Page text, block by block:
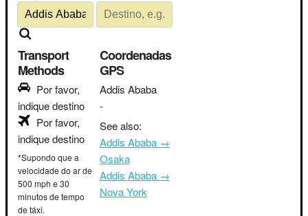
Transport
Methods
Por favor,
indique destino
Por favor,
indique destino
*Supondo que a
velocidade do ar de
500 mph e 30
minutos de tempo
de táxi.
Coordenadas
GPS
Addis Ababa
-
See also:
Addis Ababa →
Osaka
Addis Ababa →
Nova York